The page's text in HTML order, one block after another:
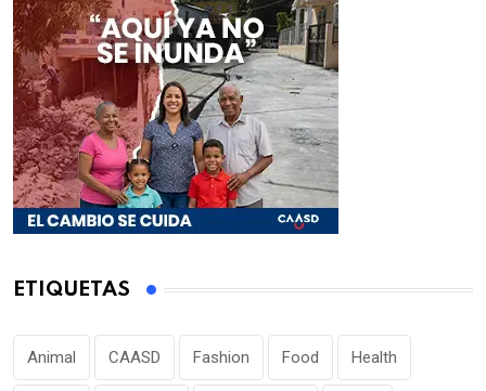
ETIQUETAS
Animal CAASD Fashion Food Health